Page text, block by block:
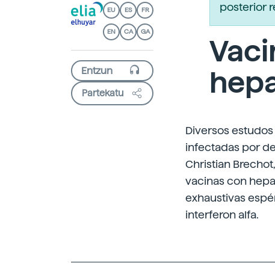
EU ES FR
EN CA GA
Partekatu
posterior
Diversos
infectadas por
Christian
vacinas con
exhaustivas
interferon alfa.